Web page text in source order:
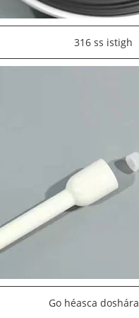
316 ss istigh
Go héasca